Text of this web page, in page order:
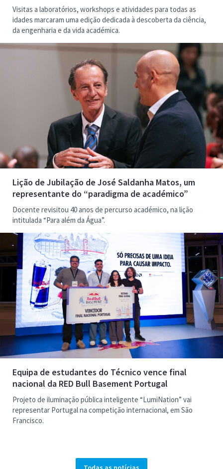
Visitas a laboratórios, workshops e atividades para todas as
idades marcaram uma edição dedicada à descoberta da ciência,
da engenharia e da vida académica.
Lição de Jubilação de José Saldanha Matos, um
representante do “paradigma de académico”
Docente revisitou 40 anos de percurso académico, na lição
intitulada “Para além da Água”.
Equipa de estudantes do Técnico vence final
nacional da RED Bull Basement Portugal
Projeto de iluminação pública inteligente “LumiNation” vai
representar Portugal na competição internacional, em São
Francisco.